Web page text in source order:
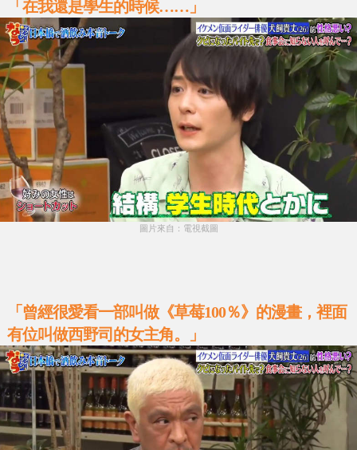
「在我還是學生的時候……」
圖片來自：電視截圖
「曾經很愛看一部叫做《草莓100％》的漫畫，裡面
有位叫做西野司的女主角。」